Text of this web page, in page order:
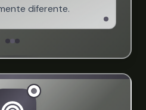
diferente.